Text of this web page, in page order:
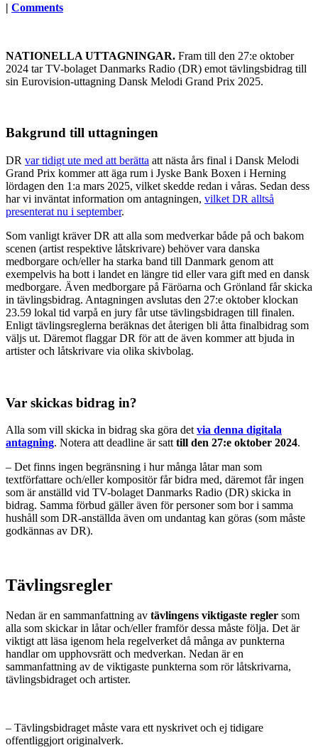
| Comments
NATIONELLA UTTAGNINGAR. Fram till den 27:e oktober
2024 tar TV-bolaget Danmarks Radio (DR) emot tävlingsbidrag till
sin Eurovision-uttagning Dansk Melodi Grand Prix 2025.
Bakgrund till uttagningen
DR var tidigt ute med att berätta att nästa års final i Dansk Melodi
Grand Prix kommer att äga rum i Jyske Bank Boxen i Herning
lördagen den 1:a mars 2025, vilket skedde redan i våras. Sedan dess
har vi inväntat information om antagningen, vilket DR alltså
presenterat nu i september.
Som vanligt kräver DR att alla som medverkar både på och bakom
scenen (artist respektive låtskrivare) behöver vara danska
medborgare och/eller ha starka band till Danmark genom att
exempelvis ha bott i landet en längre tid eller vara gift med en dansk
medborgare. Även medborgare på Färöarna och Grönland får skicka
in tävlingsbidrag. Antagningen avslutas den 27:e oktober klockan
23.59 lokal tid varpå en jury får utse tävlingsbidragen till finalen.
Enligt tävlingsreglerna beräknas det återigen bli åtta finalbidrag som
väljs ut. Däremot flaggar DR för att de även kommer att bjuda in
artister och låtskrivare via olika skivbolag.
Var skickas bidrag in?
Alla som vill skicka in bidrag ska göra detvia denna digitala
antagning. Notera att deadline är satttill den 27:e oktober 2024.
– Det finns ingen begränsning i hur många låtar man som
textförfattare och/eller kompositör får bidra med, däremot får ingen
som är anställd vid TV-bolaget Danmarks Radio (DR) skicka in
bidrag. Samma förbud gäller även för personer som bor i samma
hushåll som DR-anställda även om undantag kan göras (som måste
godkännas av DR).
Tävlingsregler
Nedan är en sammanfattning av tävlingens viktigaste regler som
alla som skickar in låtar och/eller framför dessa måste följa. Det är
viktigt att läsa igenom hela regelverket då många av punkterna
handlar om upphovsrätt och medverkan. Nedan är en
sammanfattning av de viktigaste punkterna som rör låtskrivarna,
tävlingsbidraget och artister.
– Tävlingsbidraget måste vara ett nyskrivet och ej tidigare
offentliggjort originalverk.